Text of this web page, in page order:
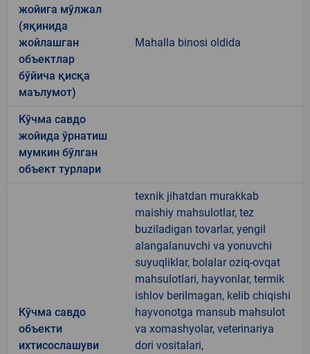
жойига мўлжал
(яқинида
жойлашган
объектлар
бўйича қисқа
маълумот)
Mahalla binosi oldida
Кўчма савдо
жойида ўрнатиш
мумкин бўлган
объект турлари
Кўчма савдо
объекти
ихтисослашуви
texnik jihatdan murakkab
maishiy mahsulotlar, tez
buziladigan tovarlar, yengil
alangalanuvchi va yonuvchi
suyuqliklar, bolalar oziq-ovqat
mahsulotlari, hayvonlar, termik
ishlov berilmagan, kelib chiqishi
hayvonotga mansub mahsulot
va xomashyolar, veterinariya
dori vositalari,